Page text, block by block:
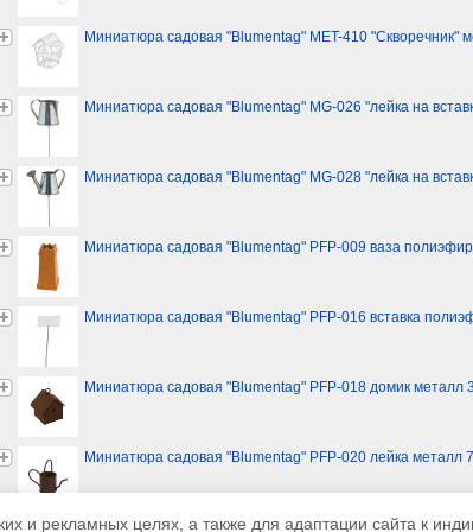
Миниатюра садовая "Blumentag" MET-410 "Скворечник"
Миниатюра садовая "Blumentag" MG-026 "лейка на
Миниатюра садовая "Blumentag" MG-028 "лейка на
Миниатюра садовая "Blumentag" PFP-009 ваза
Миниатюра садовая "Blumentag" PFP-016 вставка
Миниатюра садовая "Blumentag" PFP-018 домик металл
Миниатюра садовая "Blumentag" PFP-020 лейка металл
и рекламных целях, а также для адаптации сайта к